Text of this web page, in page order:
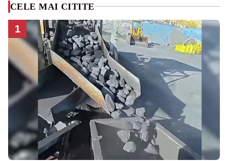
CELE MAI CITITE
1